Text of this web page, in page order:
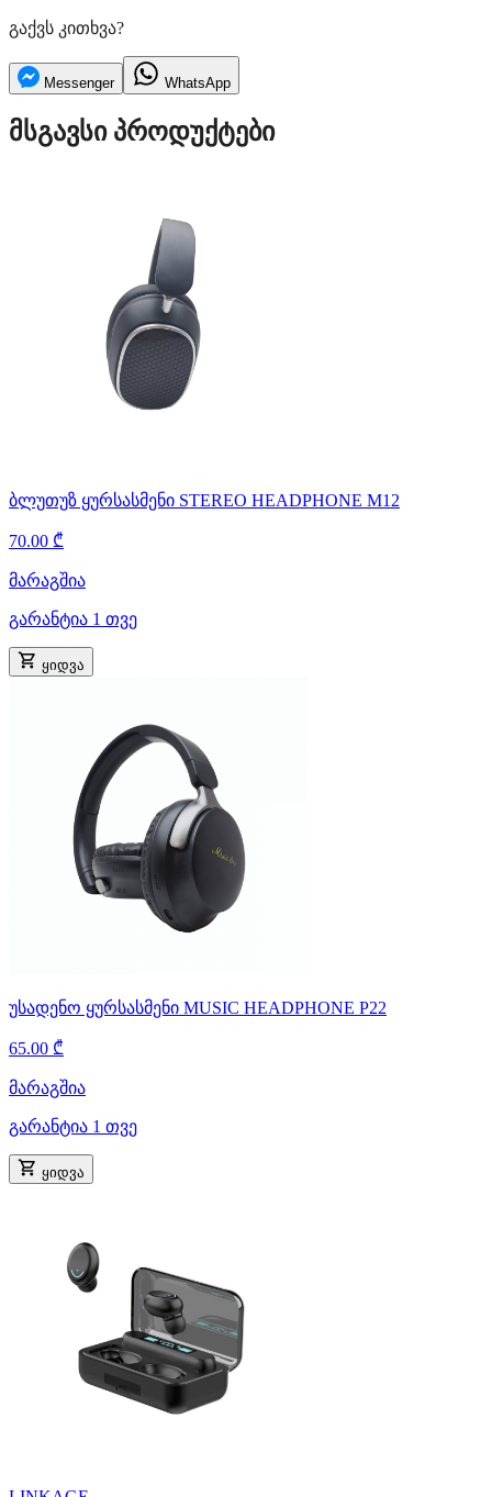
გაქვს კითხვა?
Messenger WhatsApp
მსგავსი პროდუქტები
ბლუთუზ ყურსასმენი STEREO HEADPHONE M12
70.00 ₾
მარაგშია
გარანტია 1 თვე
ყიდვა
უსადენო ყურსასმენი MUSIC HEADPHONE P22
65.00 ₾
მარაგშია
გარანტია 1 თვე
ყიდვა